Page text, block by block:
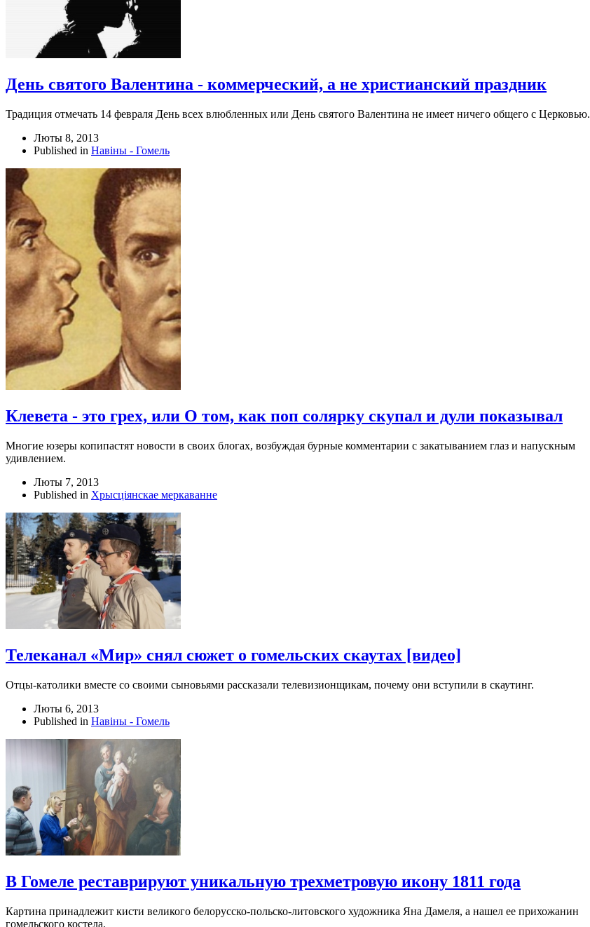
День святого Валентина - коммерческий, а не христианский праздник
Традиция отмечать 14 февраля День всех влюбленных или День святого Валентина не имеет ничего общего с Церковью.
Люты 8, 2013
Published in Навіны - Гомель
Клевета - это грех, или О том, как поп солярку скупал и дули показывал
Многие юзеры копипастят новости в своих блогах, возбуждая бурные комментарии с закатыванием глаз и напускным
удивлением.
Люты 7, 2013
Published in Хрысціянскае меркаванне
Телеканал «Мир» снял сюжет о гомельских скаутах [видео]
Отцы-католики вместе со своими сыновьями рассказали телевизионщикам, почему они вступили в скаутинг.
Люты 6, 2013
Published in Навіны - Гомель
В Гомеле реставрируют уникальную трехметровую икону 1811 года
Картина принадлежит кисти великого белорусско-польско-литовского художника Яна Дамеля, а нашел ее прихожанин
гомельского костела.